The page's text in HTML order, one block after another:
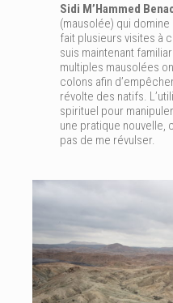
Sidi M’Hammed
(mausolée) qui domine
fait plusieurs visites à
suis maintenant
multiples mausolées
colons afin
révolte des natifs.
spirituel pour
une pratique nouvelle,
pas de me révulser.